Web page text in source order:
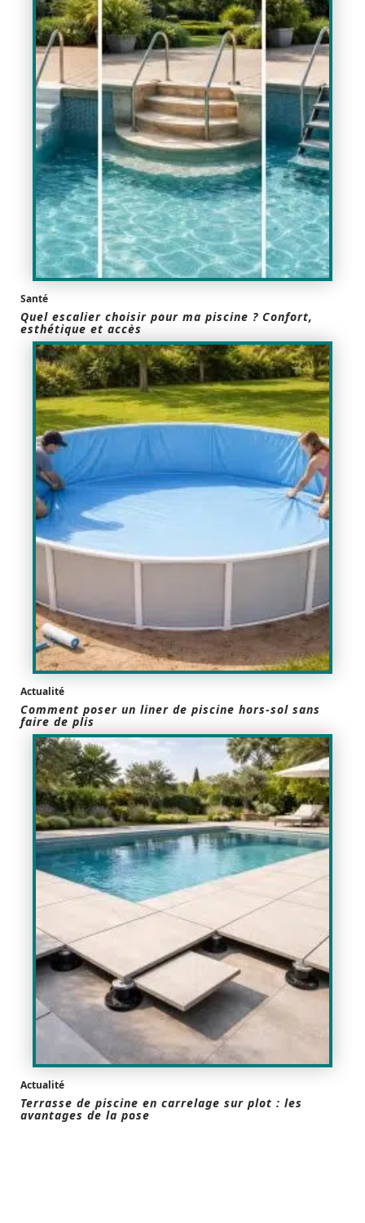
Santé
Quel escalier choisir pour ma piscine ? Confort,
esthétique et accès
Actualité
Comment poser un liner de piscine hors-sol sans
faire de plis
Actualité
Terrasse de piscine en carrelage sur plot : les
avantages de la pose